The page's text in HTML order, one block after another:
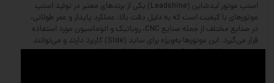
استپ موتور لیدشاین (Leadshine) یکی از برندهای معتبر در تولید استپ
موتورهای با کیفیت است که به دلیل دقت بالا، عملکرد پایدار و عمر طولانی،
در صنایع مختلف از جمله صنایع CNC، روباتیک و اتوماسیون مورد استفاده
قرار می‌گیرد. این موتورها به‌ویژه برای ساید (Side) کاربرد دارند و می‌توانند
در سیستم‌های انتقال حرکت با دقت بسیار بالا عمل کنند.